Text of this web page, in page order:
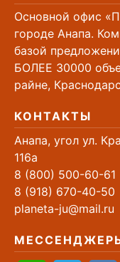
Основной офис
городе Анапа.
базой
БОЛЕЕ 30000
райне,
КОНТАКТЫ
Анапа, угол ул.
116а
8 (800) 500-60-61
8 (918) 670-40-50
planeta-ju@mail.ru